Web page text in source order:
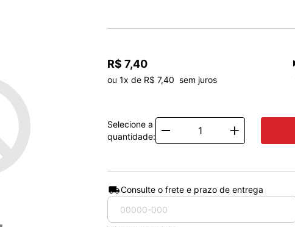
R$ 7,40
ou 1x de R$ 7,40  sem juros
Selecione a
quantidade:
Consulte o frete e prazo de entrega